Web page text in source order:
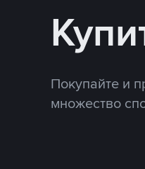
Покупайте и
множество